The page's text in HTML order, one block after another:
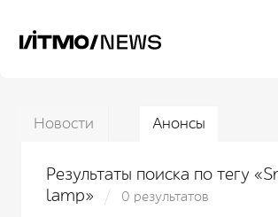
Новости Анонсы
Результаты поиска по тегу
lamp»
0 результатов